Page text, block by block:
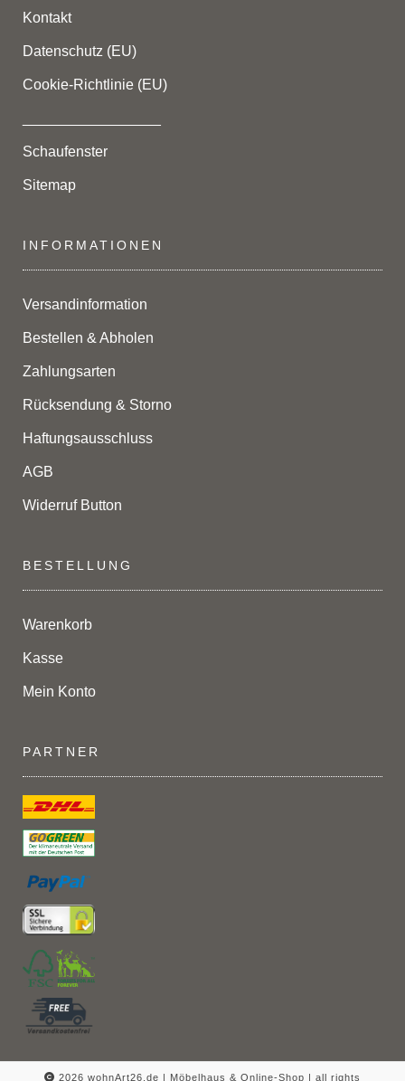
Kontakt
Datenschutz (EU)
Cookie-Richtlinie (EU)
Schaufenster
Sitemap
INFORMATIONEN
Versandinformation
Bestellen & Abholen
Zahlungsarten
Rücksendung & Storno
Haftungsausschluss
AGB
Widerruf Button
BESTELLUNG
Warenkorb
Kasse
Mein Konto
PARTNER
2026 wohnArt26.de | Möbelhaus & Online-Shop | all rights